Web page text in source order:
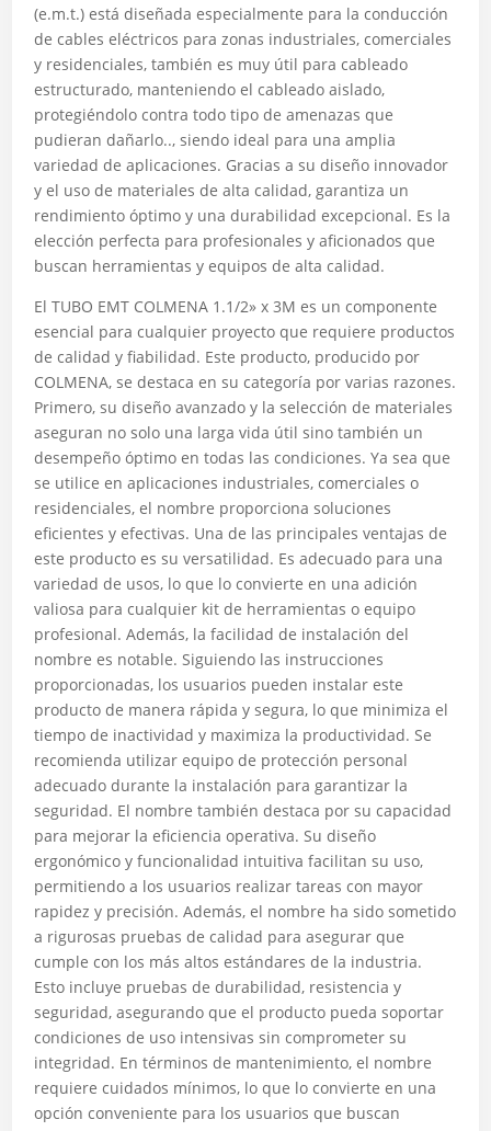
(e.m.t.) está diseñada especialmente para la conducción
de cables eléctricos para zonas industriales, comerciales
y residenciales, también es muy útil para cableado
estructurado, manteniendo el cableado aislado,
protegiéndolo contra todo tipo de amenazas que
pudieran dañarlo.., siendo ideal para una amplia
variedad de aplicaciones. Gracias a su diseño innovador
y el uso de materiales de alta calidad, garantiza un
rendimiento óptimo y una durabilidad excepcional. Es la
elección perfecta para profesionales y aficionados que
buscan herramientas y equipos de alta calidad.
El TUBO EMT COLMENA 1.1/2» x 3M es un componente
esencial para cualquier proyecto que requiere productos
de calidad y fiabilidad. Este producto, producido por
COLMENA, se destaca en su categoría por varias razones.
Primero, su diseño avanzado y la selección de materiales
aseguran no solo una larga vida útil sino también un
desempeño óptimo en todas las condiciones. Ya sea que
se utilice en aplicaciones industriales, comerciales o
residenciales, el nombre proporciona soluciones
eficientes y efectivas. Una de las principales ventajas de
este producto es su versatilidad. Es adecuado para una
variedad de usos, lo que lo convierte en una adición
valiosa para cualquier kit de herramientas o equipo
profesional. Además, la facilidad de instalación del
nombre es notable. Siguiendo las instrucciones
proporcionadas, los usuarios pueden instalar este
producto de manera rápida y segura, lo que minimiza el
tiempo de inactividad y maximiza la productividad. Se
recomienda utilizar equipo de protección personal
adecuado durante la instalación para garantizar la
seguridad. El nombre también destaca por su capacidad
para mejorar la eficiencia operativa. Su diseño
ergonómico y funcionalidad intuitiva facilitan su uso,
permitiendo a los usuarios realizar tareas con mayor
rapidez y precisión. Además, el nombre ha sido sometido
a rigurosas pruebas de calidad para asegurar que
cumple con los más altos estándares de la industria.
Esto incluye pruebas de durabilidad, resistencia y
seguridad, asegurando que el producto pueda soportar
condiciones de uso intensivas sin comprometer su
integridad. En términos de mantenimiento, el nombre
requiere cuidados mínimos, lo que lo convierte en una
opción conveniente para los usuarios que buscan